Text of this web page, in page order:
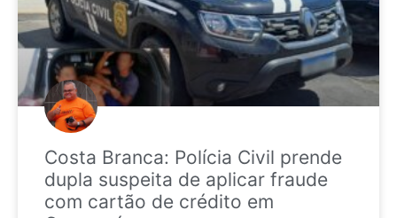
Costa Branca: Polícia Civil prende
dupla suspeita de aplicar fraude
com cartão de crédito em